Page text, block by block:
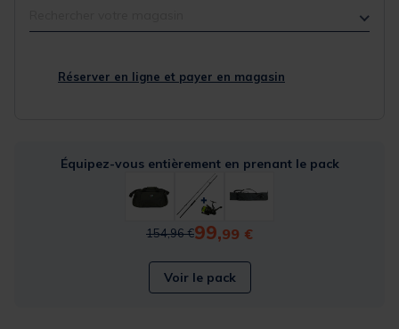
Réserver en ligne et payer en magasin
Équipez-vous entièrement en prenant le pack
Price reduced from
154,96 €to
99,99 €
Voir le pack